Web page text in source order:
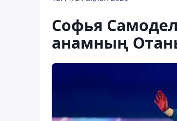
Софья
анамның